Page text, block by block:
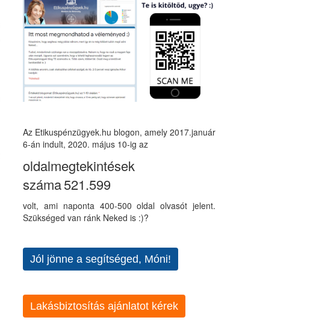
Az Etikuspénzügyek.hu blogon, amely 2017.január
6-án indult, 2020. május 10-ig az
oldalmegtekintések
száma521.599
volt, ami naponta 400-500 oldal olvasót jelent.
Szükséged van ránk Neked is :)?
Jól jönne a segítséged, Móni!
Lakásbiztosítás ajánlatot kérek